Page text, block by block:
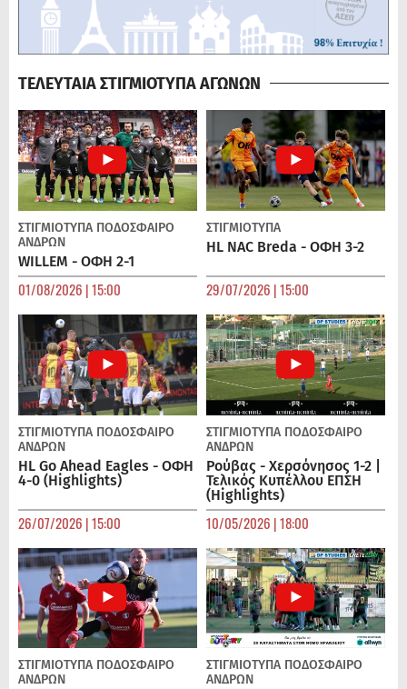
ΤΕΛΕΥΤΑΙΑ ΣΤΙΓΜΙΟΤΥΠΑ ΑΓΩΝΩΝ
ΣΤΙΓΜΙΟΤΥΠΑ ΠΟΔΌΣΦΑΙΡΟ
ΑΝΔΡΏΝ
WILLEM - ΟΦΗ 2-1
01/08/2026 | 15:00
ΣΤΙΓΜΙΟΤΥΠΑ
HL NAC Breda - ΟΦΗ 3-2
29/07/2026 | 15:00
ΣΤΙΓΜΙΟΤΥΠΑ ΠΟΔΌΣΦΑΙΡΟ
ΑΝΔΡΏΝ
HL Go Ahead Eagles - ΟΦΗ
4-0 (Highlights)
26/07/2026 | 15:00
ΣΤΙΓΜΙΟΤΥΠΑ ΠΟΔΌΣΦΑΙΡΟ
ΑΝΔΡΏΝ
Ρούβας - Χερσόνησος 1-2 |
Τελικός Κυπέλλου ΕΠΣΗ
(Highlights)
10/05/2026 | 18:00
ΣΤΙΓΜΙΟΤΥΠΑ ΠΟΔΌΣΦΑΙΡΟ
ΑΝΔΡΏΝ
ΣΤΙΓΜΙΟΤΥΠΑ ΠΟΔΌΣΦΑΙΡΟ
ΑΝΔΡΏΝ